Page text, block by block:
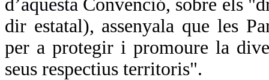
d’aquesta Convenció, sobre els
dir estatal), assenyala que les
per a protegir i promoure la
seus respectius territoris".